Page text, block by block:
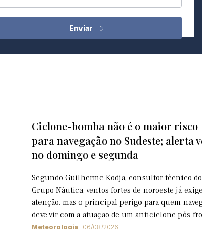
Ciclone-bomba não é o maior risco
para navegação no Sudeste; alerta
no domingo e segunda
Segundo Guilherme Kodja, consultor técnico do
Grupo Náutica, ventos fortes de noroeste já
atenção, mas o principal perigo para quem
deve vir com a atuação de um anticiclone pós-
Meteorologia 06/08/2026